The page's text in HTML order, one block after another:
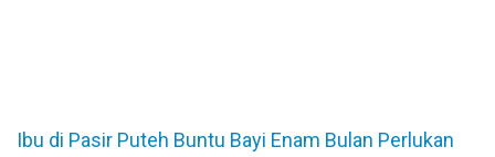
Ibu di Pasir Puteh Buntu Bayi Enam Bulan Perlukan